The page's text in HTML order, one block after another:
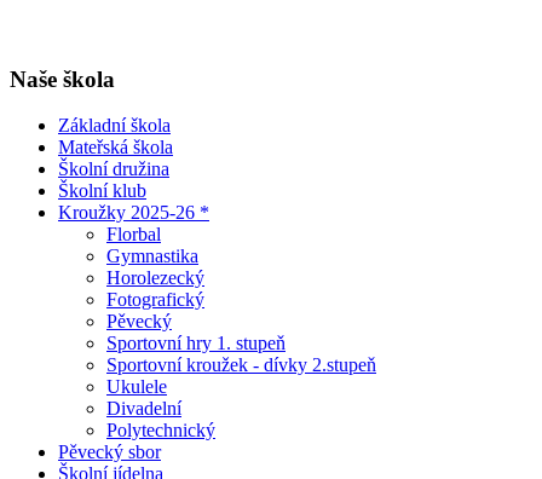
Naše škola
Základní škola
Mateřská škola
Školní družina
Školní klub
Kroužky 2025-26 *
Florbal
Gymnastika
Horolezecký
Fotografický
Pěvecký
Sportovní hry 1. stupeň
Sportovní kroužek - dívky 2.stupeň
Ukulele
Divadelní
Polytechnický
Pěvecký sbor
Školní jídelna